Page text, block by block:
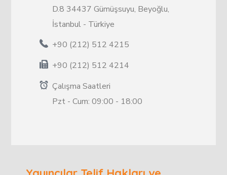
D.8 34437 Gümüşsuyu, Beyoğlu,
İstanbul - Türkiye
+90 (212) 512 4215
+90 (212) 512 4214
Çalışma Saatleri
Pzt - Cum: 09:00 - 18:00